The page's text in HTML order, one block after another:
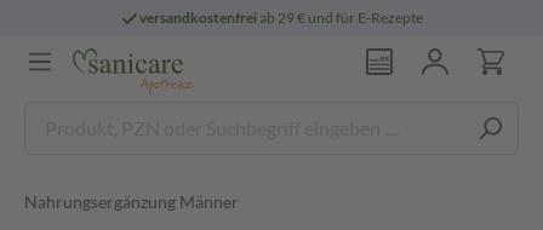
versandkostenfreiab 29 € und für E-Rezepte
Nahrungsergänzung Männer